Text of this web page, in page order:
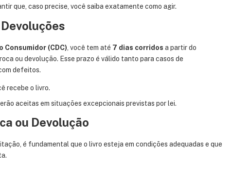
que, caso precise, você saiba exatamente como agir.
Consumidor (CDC) , você tem até 7 dias corridos a partir do
ou devolução. Esse prazo é válido tanto para casos de
defeitos.
recebe o livro.
aceitas em situações excepcionais previstas por lei.
ou Devolução
é fundamental que o livro esteja em condições adequadas e que